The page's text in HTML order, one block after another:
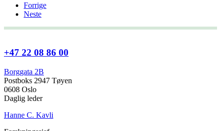
Forrige
Neste
+47 22 08 86 00
Borggata 2B
Postboks 2947 Tøyen
0608 Oslo
Daglig leder
Hanne C. Kavli